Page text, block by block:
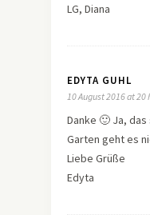
LG, Diana
EDYTA GUHL
10 August 2016 at 20
Danke 🙂 Ja,
Garten geht es
Liebe Grüße
Edyta